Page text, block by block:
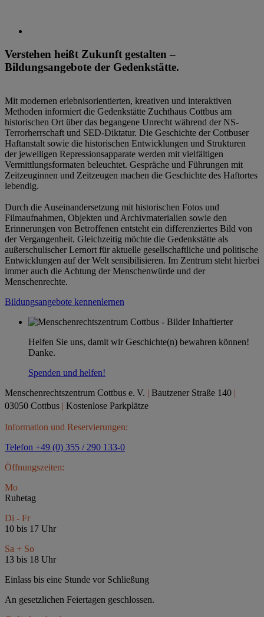
Verstehen heißt Zukunft gestalten –
Bildungsangebote der Gedenkstätte.
Mit modernen erlebnisorientierten, kreativen und interaktiven
Methoden informiert die Gedenkstätte Zuchthaus Cottbus am
historischen Ort über das begangene Unrecht während der NS-
Terrorherrschaft und SED-Diktatur. Die Geschichte der Cottbuser
Haftanstalt sowie die historischen Entwicklungen und Strukturen
der jeweiligen Repressionsapparate werden mit vielfältigen
Vermittlungsformaten beleuchtet. Gespräche und Führungen mit
Zeitzeuginnen und Zeitzeugen machen die Geschichte des Haftortes
lebendig.
Durch die Auseinandersetzung mit historischen Fotos und
Filmaufnahmen, Objekten und Archivmaterialien sowie den
Erinnerungen von Betroffenen entsteht ein differenziertes Bild von
der Vergangenheit. Gleichzeitig möchte die Gedenkstätte als
außerschulischer Lernort für aktuelle gesellschaftliche und politische
Entwicklungen auf der Welt sensibilisieren. Im Zentrum steht hierbei
immer auch die Achtung der Menschenwürde und der
Menschenrechte.
Bildungsangebote kennenlernen
Helfen Sie uns, damit wir Geschichte(n) bewahren können!
Danke.
Spenden und helfen!
Menschenrechtszentrum Cottbus e. V. | Bautzener Straße 140 |
03050 Cottbus | Kostenlose Parkplätze
Information und Reservierungen:
Telefon +49 (0) 355 / 290 133-0
Öffnungszeiten:
Mo
Ruhetag
Di - Fr
10 bis 17 Uhr
Sa + So
13 bis 18 Uhr
Einlass bis eine Stunde vor Schließung
An gesetzlichen Feiertagen geschlossen.